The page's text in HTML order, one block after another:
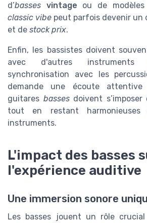
d’basses vintage ou de
classic vibe peut parfois devenir un
et de stock prix.
Enfin, les bassistes doivent
avec d'autres instruments
synchronisation avec les
demande une écoute
guitares bassesdoivent s’imposer
tout en restant
instruments.
L'impact des basses
l'expérience auditive
Une immersion sonore
Les basses jouent un rôle